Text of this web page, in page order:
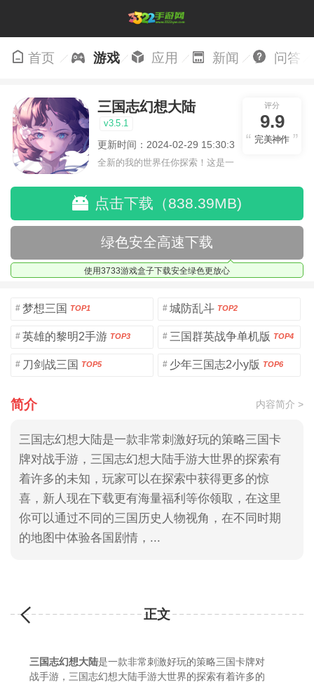
首页 游戏 应用 新闻 问答
三国志幻想大陆
v3.5.1
更新时间：2024-02-29 15:30:31
全新的我的世界任你探索！这是一
评分
9.9
完美神作
点击下载（838.39MB)
绿色安全高速下载
使用3733游戏盒子下载安全绿色更放心
# 梦想三国 TOP1 # 城防乱斗 TOP2
# 英雄的黎明2手游 TOP3 # 三国群英战争单机版 TOP4
# 刀剑战三国 TOP5 # 少年三国志2小y版 TOP6
简介 内容简介 >
三国志幻想大陆是一款非常刺激好玩的策略三国卡
牌对战手游，三国志幻想大陆手游大世界的探索有
着许多的未知，玩家可以在探索中获得更多的惊
喜，新人现在下载更有海量福利等你领取，在这里
你可以通过不同的三国历史人物视角，在不同时期
的地图中体验各国剧情，...
正文
三国志幻想大陆是一款非常刺激好玩的策略三国卡牌对
战手游，三国志幻想大陆手游大世界的探索有着许多的